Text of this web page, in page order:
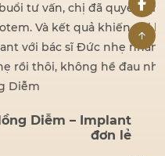
vấn, chị đã quyết định
kết quả khiến chị bất
bác sĩ Đức nhẹ nhàng lắm,
không hề đau như
– Implant
đơn lẻ